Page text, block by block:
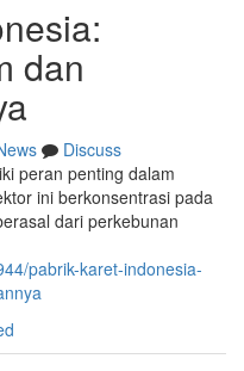
dan
Discuss
peran penting dalam
ini berkonsentrasi pada
dari perkebunan
pabrik-karet-indonesia-